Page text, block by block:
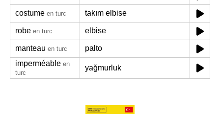
costume en turc takım elbise
robe en turc elbise
manteau en turc
palto
imperméable en
turc
yağmurluk